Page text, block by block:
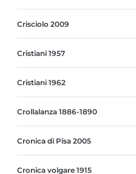
Crisciolo 2009
Cristiani 1957
Cristiani 1962
Crollalanza 1886-1890
Cronica di Pisa 2005
Cronica volgare 1915